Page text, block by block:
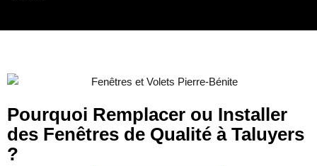
Pourquoi Remplacer ou Installer
des Fenêtres de Qualité à Taluyers
?